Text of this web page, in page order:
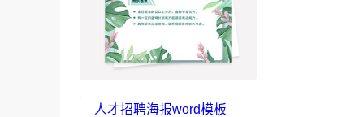
人才招聘海报word模板